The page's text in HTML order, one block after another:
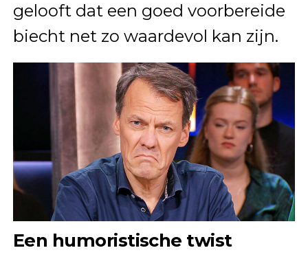
gelooft dat een goed voorbereide
biecht net zo waardevol kan zijn.
Een humoristische twist